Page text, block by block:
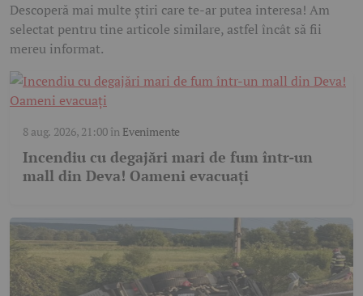
Descoperă mai multe știri care te-ar putea interesa! Am
selectat pentru tine articole similare, astfel încât să fii
mereu informat.
8 aug. 2026, 21:00în Evenimente
Incendiu cu degajări mari de fum într-un
mall din Deva! Oameni evacuați